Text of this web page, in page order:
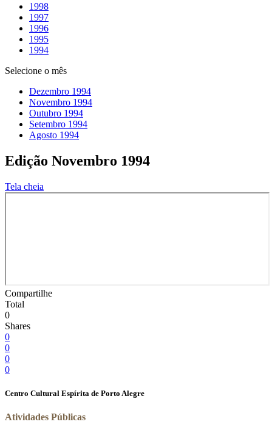
1998
1997
1996
1995
1994
Selecione o mês
Dezembro 1994
Novembro 1994
Outubro 1994
Setembro 1994
Agosto 1994
Edição Novembro 1994
Tela cheia
Compartilhe
Total
0
Shares
0
0
0
0
Centro Cultural Espírita de Porto Alegre
Atividades Públicas